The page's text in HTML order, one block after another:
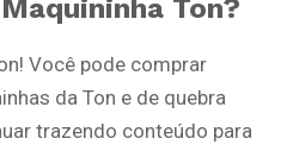
Ton?
Você pode comprar
da Ton e de quebra
trazendo conteúdo para